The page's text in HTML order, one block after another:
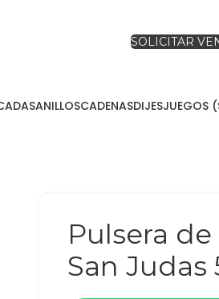
SOLICITAR
ANILLOSCADENASDIJESJUEGOS
Pulsera
San Judas